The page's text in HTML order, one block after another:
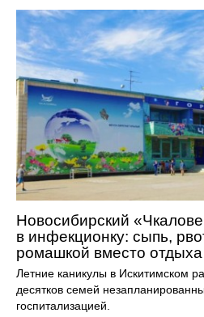
Новосибирский
в инфекционку: сыпь,
ромашкой вместо отдыха
Летние каникулы в Искитимском
десятков семей
госпитализацией.